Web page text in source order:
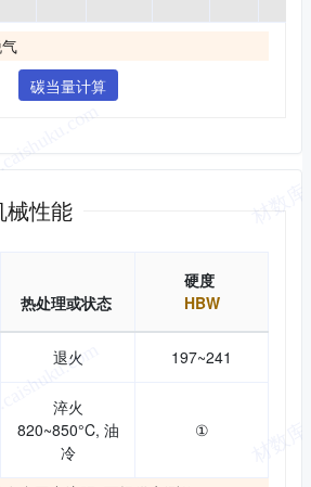
碳当量计算
械性能
热处理或状态
硬度
HBW
退火 197~241
淬火
820~850°C, 油
冷
①